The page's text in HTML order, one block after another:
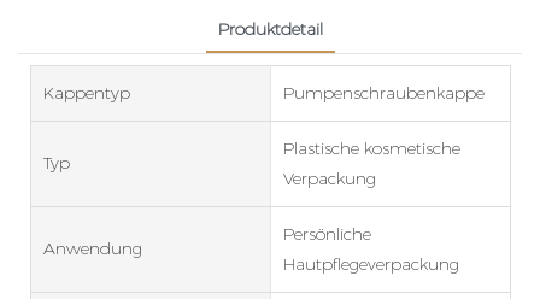
Produktdetail
Kappentyp Pumpenschraubenkappe
Typ
Plastische kosmetische
Verpackung
Anwendung
Persönliche
Hautpflegeverpackung